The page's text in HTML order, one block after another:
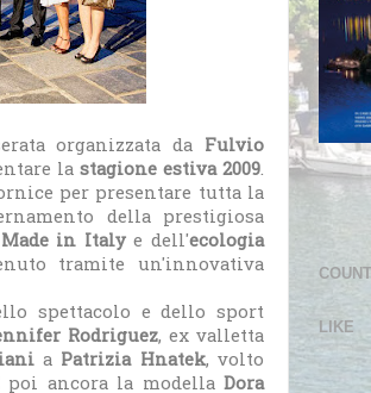
organizzata da Fulvio
la stagione estiva 2009.
per presentare tutta la
della prestigiosa
Made in Italye dell'ecologia
tramite un'innovativa
spettacolo e dello sport
Rodriguez, ex valletta
a Patrizia Hnatek, volto
poi ancora la modella Dora
LIKE